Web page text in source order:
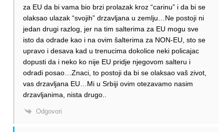
za EU da bi vama bio brzi prolazak kroz “carinu” i da bi se
olaksao ulazak “svojih” drzavljana u zemlju…Ne postoji ni
jedan drugi razlog, jer na tim salterima za EU mogu sve
isto da odrade kao i na ovim šalterima za NON-EU, sto se
upravo i desava kad u trenucima dokolice neki policajac
dopusti da i neko ko nije EU pridje njegovom salteru i
odradi posao…Znaci, to postoji da bi se olaksao vaš zivot,
vas drzavljana EU…Mi u Srbiji ovim otezavamo nasim
drzavljanima, nista drugo..
Odgovori